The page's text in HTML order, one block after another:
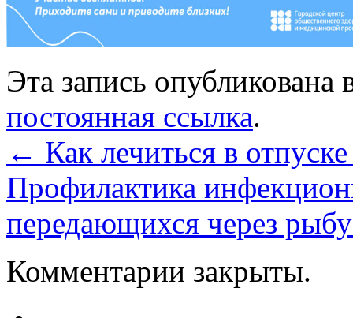
Эта запись опубликована
постоянная ссылка.
← Как лечиться в
Профилактика
передающихся через
Комментарии закрыты.